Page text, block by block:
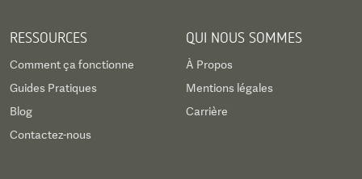
RESSOURCES
Comment ça fonctionne
Guides Pratiques
Blog
Contactez-nous
QUI NOUS SOMMES
À Propos
Mentions légales
Carrière